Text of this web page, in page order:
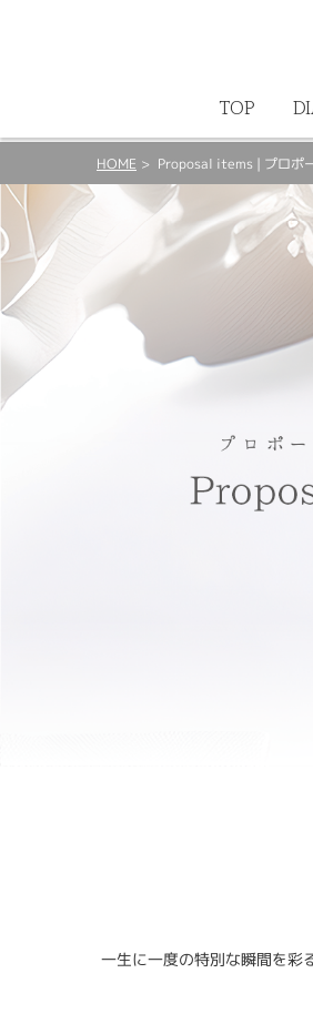
TOP
HOME Proposal items | プロポ
一生に一度の特別な瞬間を彩